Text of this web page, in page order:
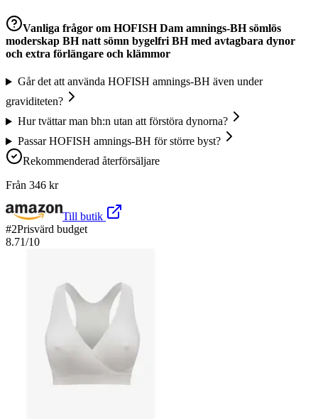
Vanliga frågor om HOFISH Dam amnings-BH sömlös
moderskap BH natt sömn bygelfri BH med avtagbara dynor
och extra förlängare och klämmor
Går det att använda HOFISH amnings-BH även under
graviditeten?
Hur tvättar man bh:n utan att förstöra dynorna?
Passar HOFISH amnings-BH för större byst?
Rekommenderad återförsäljare
Från 346 kr
Till butik
#2Prisvärd budget
8.71/10